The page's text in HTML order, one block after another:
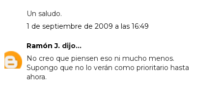
Un saludo.
1 de septiembre de 2009 a las 16:49
Ramón J.dijo...
No creo que piensen eso ni mucho menos.
Supongo que no lo verán como prioritario hasta
ahora.